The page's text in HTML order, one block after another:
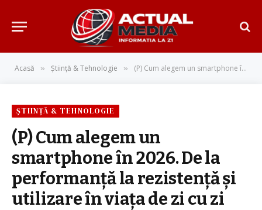
Acasă » Știință & Tehnologie » (P) Cum alegem un smartphone în 2026. De la performanță la rezistență și utilizare în viața de zi cu zi
ȘTIINȚĂ & TEHNOLOGIE
(P) Cum alegem un
smartphone în 2026. De la
performanță la rezistență și
utilizare în viața de zi cu zi